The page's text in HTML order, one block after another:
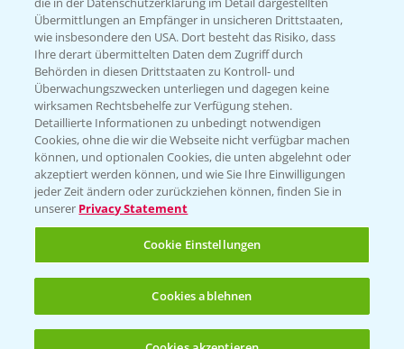
Folgen Sie uns
Allgemeine Nutzungsbedingungen
Datenschutzerklärung
Impressum
Gebrauchshinweise
Übermittlungen an Empfänger in unsicheren Drittstaaten,
wie insbesondere den USA. Dort besteht das Risiko, dass
Ihre derart übermittelten Daten dem Zugriff durch
Behörden in diesen Drittstaaten zu Kontroll- und
Überwachungszwecken unterliegen und dagegen keine
wirksamen Rechtsbehelfe zur Verfügung stehen.
Detaillierte Informationen zu unbedingt notwendigen
Cookies, ohne die wir die Webseite nicht verfügbar machen
können, und optionalen Cookies, die unten abgelehnt oder
akzeptiert werden können, und wie Sie Ihre Einwilligungen
jeder Zeit ändern oder zurückziehen können, finden Sie in
unserer Privacy Statement
Cookie Einstellungen
Cookies ablehnen